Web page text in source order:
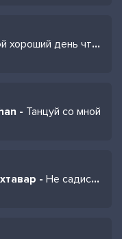
день чтобы подарить цветок
- Танцуй со мной
- Не садись со мной рядом